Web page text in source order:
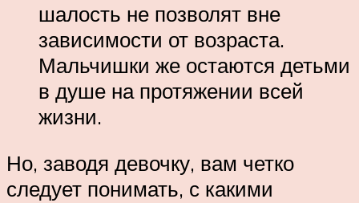
шалость не позволят вне
зависимости от возраста.
Мальчишки же остаются детьми
в душе на протяжении всей
жизни.
Но, заводя девочку, вам четко
следует понимать, с какими